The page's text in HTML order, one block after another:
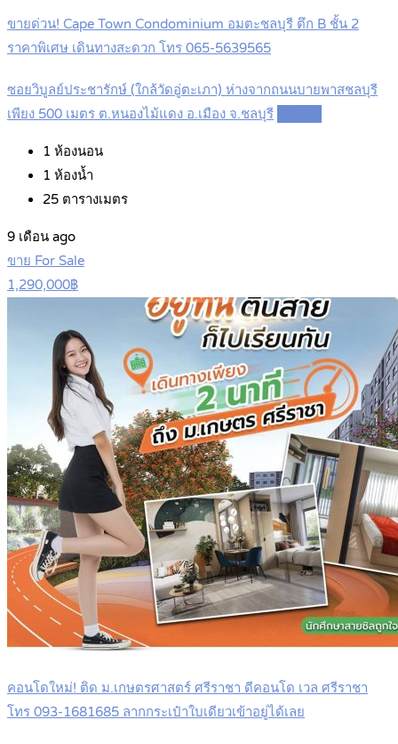
ขายด่วน! Cape Town Condominium อมตะชลบุรี ตึก B ชั้น 2
ราคาพิเศษ เดินทางสะดวก โทร 065-5639565
ซอยวิบูลย์ประชารักษ์ (ใกล้วัดอู่ตะเภา) ห่างจากถนนบายพาสชลบุรี
เพียง 500 เมตร ต.หนองไม้แดง อ.เมือง จ.ชลบุรี
1 ห้องนอน
1 ห้องน้ำ
25 ตารางเมตร
9 เดือน ago
ขาย For Sale
1,290,000฿
คอนโดใหม่! ติด ม.เกษตรศาสตร์ ศรีราชา ดีคอนโด เวล ศรีราชา
โทร 093-1681685 ลากกระเป๋าใบเดียวเข้าอยู่ได้เลย